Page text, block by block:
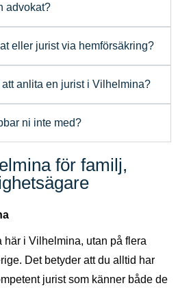
advokat?
eller jurist via hemförsäkring?
anlita en jurist i Vilhelmina?
ni inte med?
för familj,
i Vilhelmina, utan på flera
Det betyder att du alltid har
jurist som känner både de